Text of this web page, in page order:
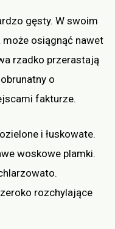
gęsty. W swoim
osiągnąć nawet
rzadko przerastają
o
fakturze.
i łuskowate.
woskowe plamki.
rozchylające